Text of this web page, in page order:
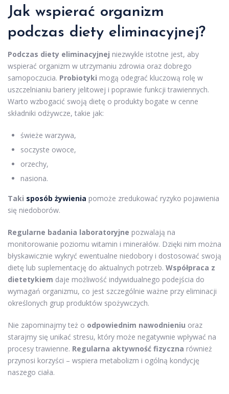
Jak wspierać organizm
podczas diety eliminacyjnej?
Podczas diety eliminacyjnej niezwykle istotne jest, aby
wspierać organizm w utrzymaniu zdrowia oraz dobrego
samopoczucia. Probiotyki mogą odegrać kluczową rolę w
uszczelnianiu bariery jelitowej i poprawie funkcji trawiennych.
Warto wzbogacić swoją dietę o produkty bogate w cenne
składniki odżywcze, takie jak:
świeże warzywa,
soczyste owoce,
orzechy,
nasiona.
Taki sposób żywienia pomoże zredukować ryzyko pojawienia
się niedoborów.
Regularne badania laboratoryjne pozwalają na
monitorowanie poziomu witamin i minerałów. Dzięki nim można
błyskawicznie wykryć ewentualne niedobory i dostosować swoją
dietę lub suplementację do aktualnych potrzeb. Współpraca z
dietetykiem daje możliwość indywidualnego podejścia do
wymagań organizmu, co jest szczególnie ważne przy eliminacji
określonych grup produktów spożywczych.
Nie zapominajmy też o odpowiednim nawodnieniu oraz
starajmy się unikać stresu, który może negatywnie wpływać na
procesy trawienne. Regularna aktywność fizyczna również
przynosi korzyści – wspiera metabolizm i ogólną kondycję
naszego ciała.